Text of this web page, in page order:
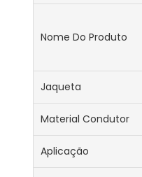
Nome Do Produto
Jaqueta
Material Condutor
Aplicação